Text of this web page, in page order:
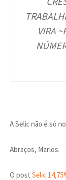
VIRA
A Selic não é só
Abraços, Marlos.
O post Selic